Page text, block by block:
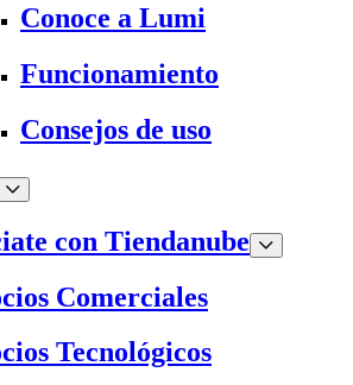
Conoce a Lumi
Funcionamiento
Consejos de uso
con Tiendanube
Comerciales
Tecnológicos